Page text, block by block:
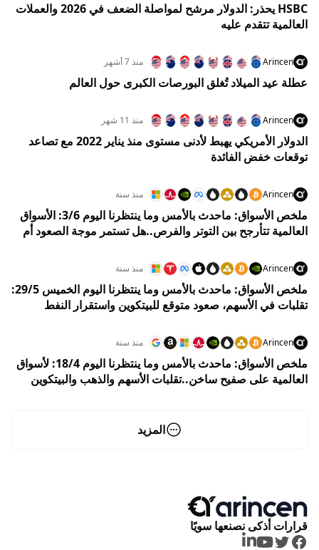
HSBC يحذر: الدولار مرشح لمواصلة الضعف في 2026 والعملات
العالمية تتقدم عليه
Arincen منذ 7 أشهر
عطلة عيد الميلاد تُغلق البورصات الكبرى حول العالم
Arincen منذ 11 شهر
الدولار الأمريكي يهبط لأدنى مستوى منذ يناير 2022 مع تصاعد
توقعات خفض الفائدة
Arincen منذ سنة
ملخص الأسواق: ماحدث بالأمس وما ينتظرنا اليوم 3/6: الأسواق
العالمية تتأرجح بين التوتر والفرص..هل تستمر موجة الصعود أم
Arincen منذ سنة
ملخص الأسواق: ماحدث بالأمس وما ينتظرنا اليوم الخميس 29/5:
تقلبات في الأسهم، صعود متوقع للبيتكوين واستقرار النفط
Arincen منذ سنة
ملخص الأسواق: ماحدث بالأمس وما ينتظرنا اليوم 18/4: لأسواق
العالمية على صفيح ساخن..تقلبات الأسهم والذهب والبيتكوين
المزيد
قرارات أذكى نصنعها سويًا
Facebook
Twitter
Youtube
LinkedIn